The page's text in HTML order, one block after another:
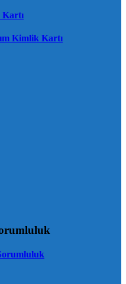
Kimlik Kartı